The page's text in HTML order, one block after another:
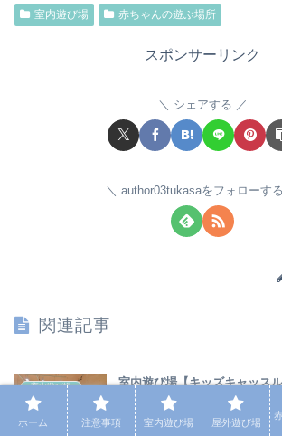
室内遊び場 赤ちゃんの遊ぶ場所
スポンサーリンク
シェアする
author03tukasaをフォローする
関連記事
室内遊び場
室内遊び場【キッズキャッス
ステルカラーのボールプール
り物、プラレールや色んなオ
埼玉県三郷市にある室内遊び場『キッ
ホーム 注意事項 室内遊び場 屋外遊び場